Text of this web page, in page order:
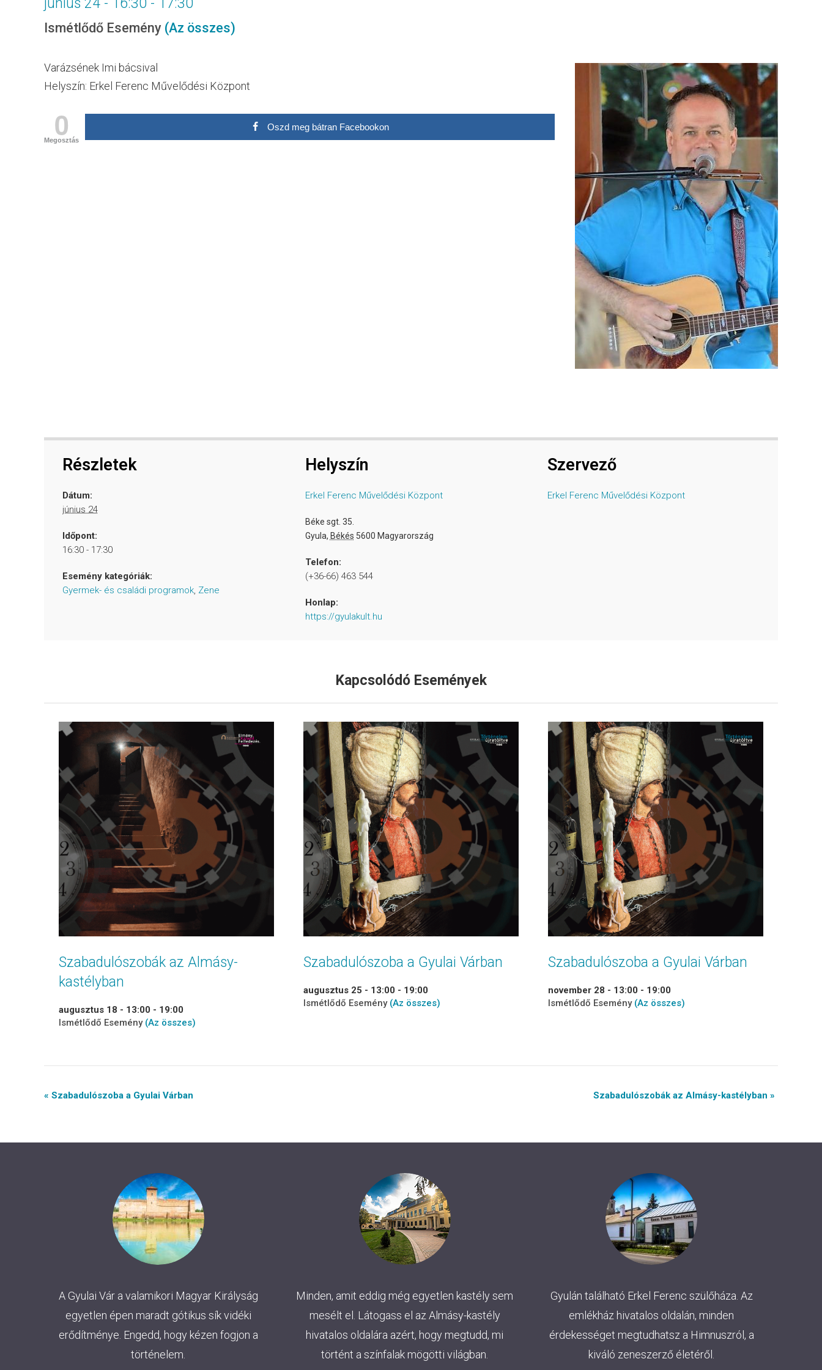
június 24 - 16:30 - 17:30
Ismétlődő Esemény (Az összes)
Varázsének Imi bácsival
Helyszín: Erkel Ferenc Művelődési Központ
0
Megosztás
Oszd meg bátran Facebookon
Részletek
Dátum:
június 24
Időpont:
16:30 - 17:30
Esemény kategóriák:
Gyermek- és családi programok Zene
Helyszín
Erkel Ferenc Művelődési Központ
Béke sgt. 35.
Gyula, Békés 5600 Magyarország
Telefon:
(+36-66) 463 544
Honlap:
https://gyulakult.hu
Szervező
Erkel Ferenc Művelődési Központ
Kapcsolódó Események
Szabadulószobák az Almásy-
kastélyban
augusztus 18 - 13:00 - 19:00
Ismétlődő Esemény (Az összes)
Szabadulószoba a Gyulai Várban
augusztus 25 - 13:00 - 19:00
Ismétlődő Esemény (Az összes)
Szabadulószoba a Gyulai Várban
november 28 - 13:00 - 19:00
Ismétlődő Esemény (Az összes)
Event
« Szabadulószoba a Gyulai Várban Szabadulószobák az Almásy-kastélyban »
A Gyulai Vár a valamikori Magyar Királyság
egyetlen épen maradt gótikus sík vidéki
erődítménye. Engedd, hogy kézen fogjon a
történelem.
Minden, amit eddig még egyetlen kastély sem
mesélt el. Látogass el az Almásy-kastély
hivatalos oldalára azért, hogy megtudd, mi
történt a színfalak mögötti világban.
Gyulán található Erkel Ferenc szülőháza. Az
emlékház hivatalos oldalán, minden
érdekességet megtudhatsz a Himnuszról, a
kiváló zeneszerző életéről.